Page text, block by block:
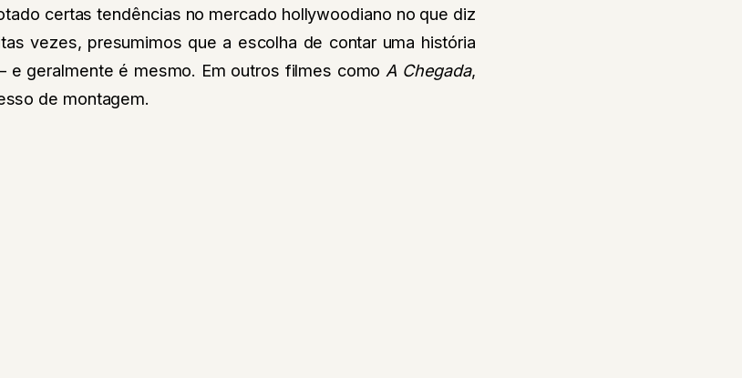
certas tendências no mercado hollywoodiano no que diz
vezes, presumimos que a escolha de contar uma história
e geralmente é mesmo. Em outros filmes como A Chegada,
de montagem.